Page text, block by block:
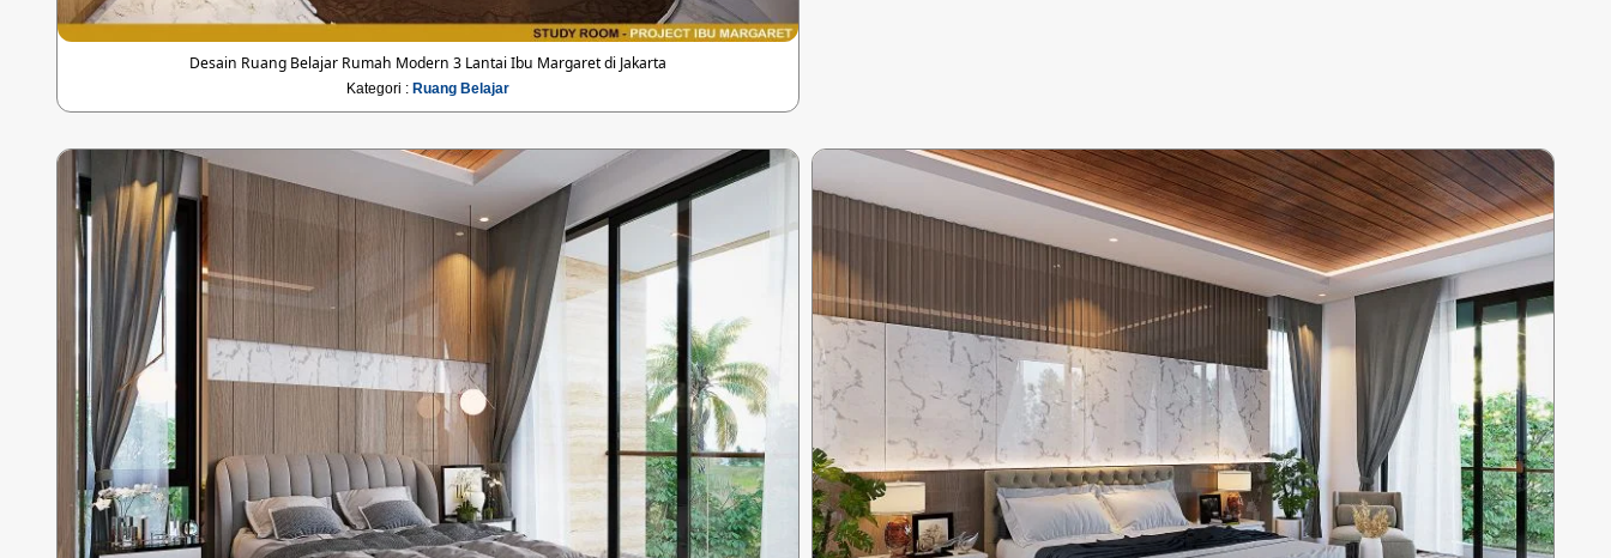
Desain Ruang Belajar Rumah Modern 3 Lantai Ibu Margaret di Jakarta
Kategori : Ruang Belajar